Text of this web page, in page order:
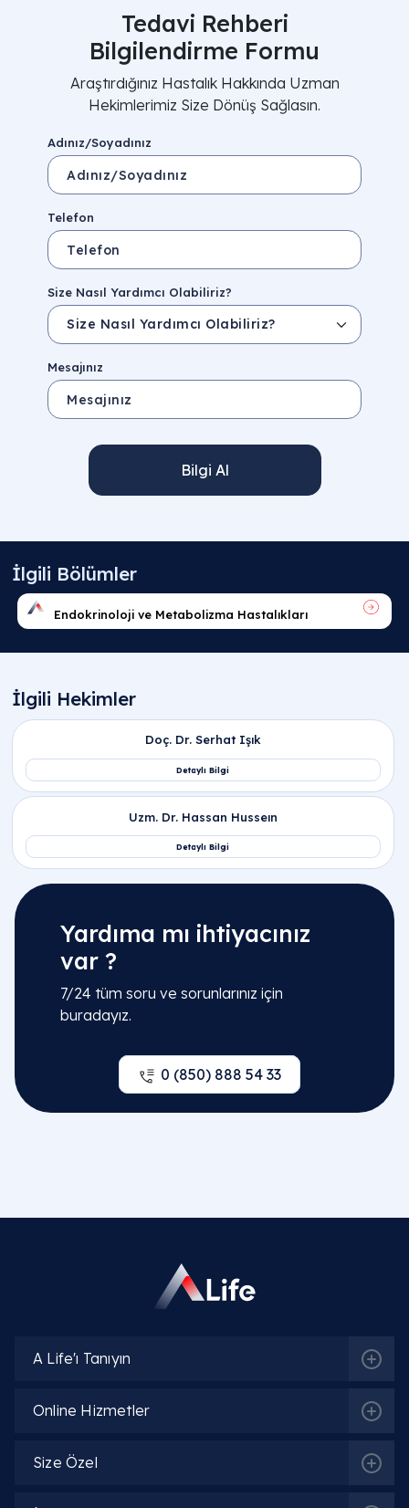
Tedavi Rehberi
Bilgilendirme Formu
Araştırdığınız Hastalık Hakkında Uzman
Hekimlerimiz Size Dönüş Sağlasın.
Adınız/Soyadınız
Telefon
Size Nasıl Yardımcı Olabiliriz?
Mesajınız
Bilgi Al
Yardıma mı ihtiyacınız
var ?
7/24 tüm soru ve sorunlarınız için
buradayız.
0 (850) 888 54 33
A Life'ı Tanıyın
Online Hizmetler
Size Özel